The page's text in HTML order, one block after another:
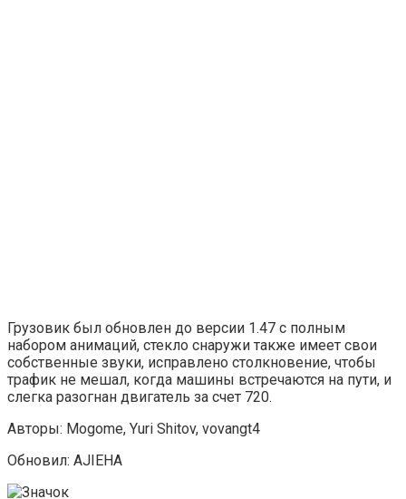
Грузовик был обновлен до версии 1.47 с полным
набором анимаций, стекло снаружи также имеет свои
собственные звуки, исправлено столкновение, чтобы
трафик не мешал, когда машины встречаются на пути, и
слегка разогнан двигатель за счет 720.
Авторы: Mogome, Yuri Shitov, vovangt4
Обновил: AJIEHA